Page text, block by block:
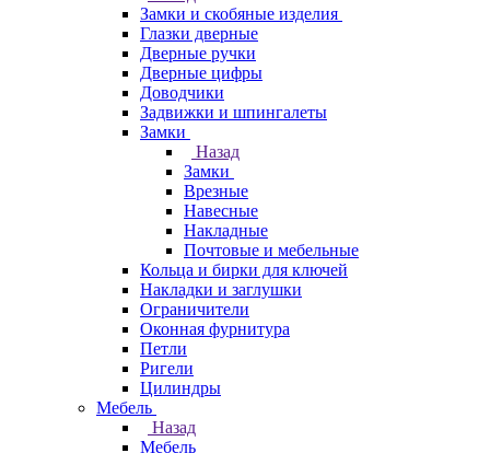
Замки и скобяные изделия
Глазки дверные
Дверные ручки
Дверные цифры
Доводчики
Задвижки и шпингалеты
Замки
Назад
Замки
Врезные
Навесные
Накладные
Почтовые и мебельные
Кольца и бирки для ключей
Накладки и заглушки
Ограничители
Оконная фурнитура
Петли
Ригели
Цилиндры
Мебель
Назад
Мебель